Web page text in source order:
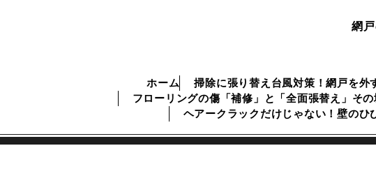
網
ホーム 掃除に張り替え台風対策！網戸を外
フローリングの傷「補修」と「全面張替え」その
ヘアークラックだけじゃない！壁のひ